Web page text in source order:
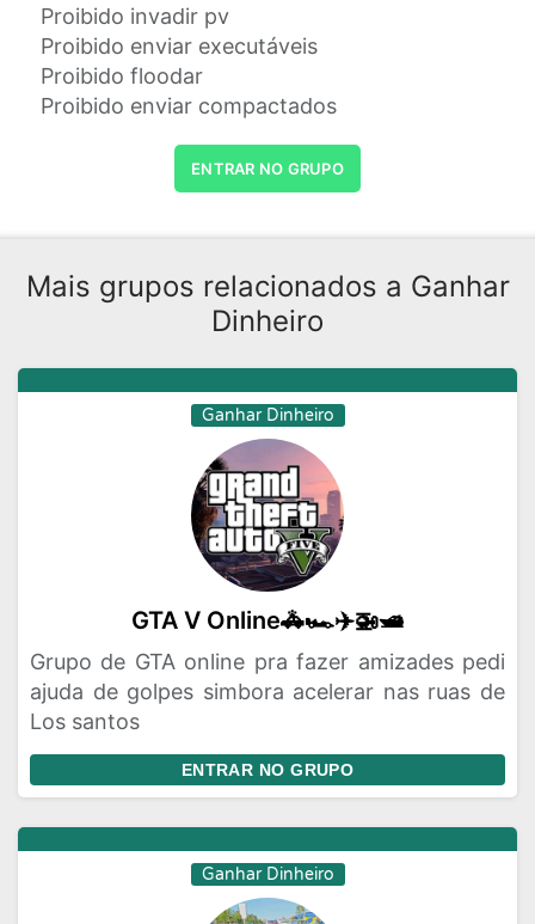
Proibido invadir pv
Proibido enviar executáveis
Proibido floodar
Proibido enviar compactados
ENTRAR NO GRUPO
Mais grupos relacionados a Ganhar
Dinheiro
Ganhar Dinheiro
GTA V Online🚓🏎️✈️🚁🛥️
Grupo de GTA online pra fazer amizades pedi
ajuda de golpes simbora acelerar nas ruas de
Los santos
ENTRAR NO GRUPO
Ganhar Dinheiro